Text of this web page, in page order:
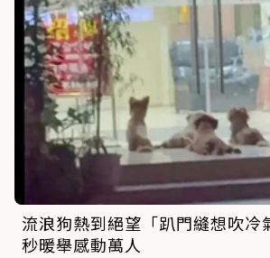
流浪狗熱到絕望「趴門縫想吹
秒暖舉感動萬人